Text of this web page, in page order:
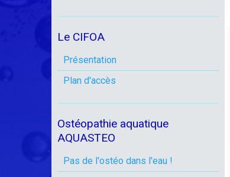
Le CIFOA
Présentation
Plan d'accès
Ostéopathie aquatique
AQUASTEO
Pas de l'ostéo dans l'eau !